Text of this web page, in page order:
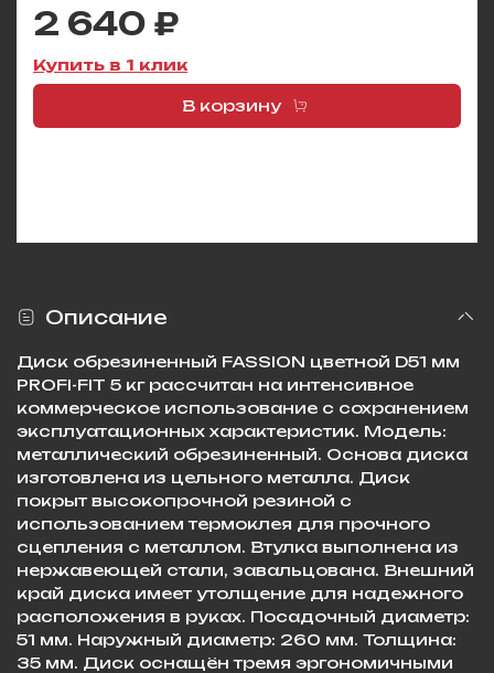
2 640 ₽
Купить в 1 клик
В корзину
Описание
Диск обрезиненный FASSION цветной D51 мм
PROFI-FIT 5 кг рассчитан на интенсивное
коммерческое использование с сохранением
эксплуатационных характеристик. Модель:
металлический обрезиненный. Основа диска
изготовлена из цельного металла. Диск
покрыт высокопрочной резиной с
использованием термоклея для прочного
сцепления с металлом. Втулка выполнена из
нержавеющей стали, завальцована. Внешний
край диска имеет утолщение для надежного
расположения в руках. Посадочный диаметр:
51 мм. Наружный диаметр: 260 мм. Толщина:
35 мм. Диск оснащён тремя эргономичными